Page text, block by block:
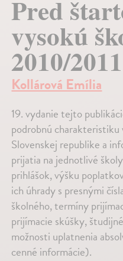
Pred
vysokú
2010/2011
Kollárová Emília
19. vydanie tejto
podrobnú
Slovenskej republike a
prijatia na jednotlivé
prihlášok, výšku
ich úhrady s presnými
školného, termíny
prijímacie skúšky,
možnosti uplatnenia
cenné informácie).